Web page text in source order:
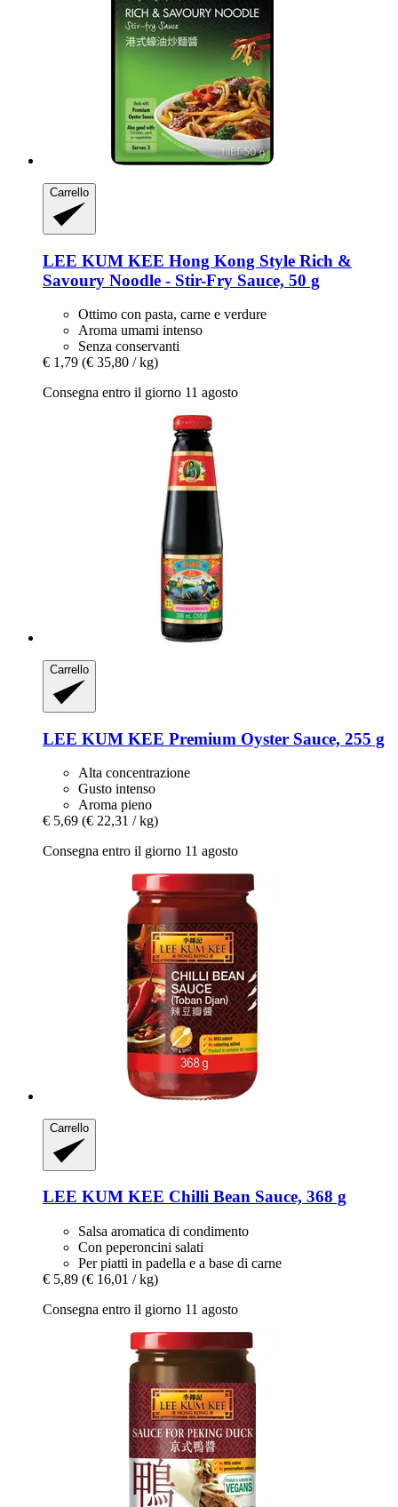
Carrello
LEE KUM KEE Hong Kong Style Rich &
Savoury Noodle -​ Stir-​Fry Sauce, 50 g
Ottimo con pasta, carne e verdure
Aroma umami intenso
Senza conservanti
€ 1,79 (€ 35,80 / kg)
Consegna entro il giorno 11 agosto
Carrello
LEE KUM KEE Premium Oyster Sauce, 255 g
Alta concentrazione
Gusto intenso
Aroma pieno
€ 5,69 (€ 22,31 / kg)
Consegna entro il giorno 11 agosto
Carrello
LEE KUM KEE Chilli Bean Sauce, 368 g
Salsa aromatica di condimento
Con peperoncini salati
Per piatti in padella e a base di carne
€ 5,89 (€ 16,01 / kg)
Consegna entro il giorno 11 agosto